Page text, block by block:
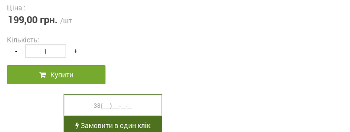
Ціна :
199,00 грн. /шт
Кількість:
- +
Купити
Замовити в один клік